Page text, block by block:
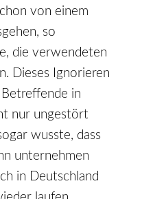
von einem
so
die verwendeten
Dieses Ignorieren
in
nur ungestört
wusste, dass
unternehmen
in Deutschland